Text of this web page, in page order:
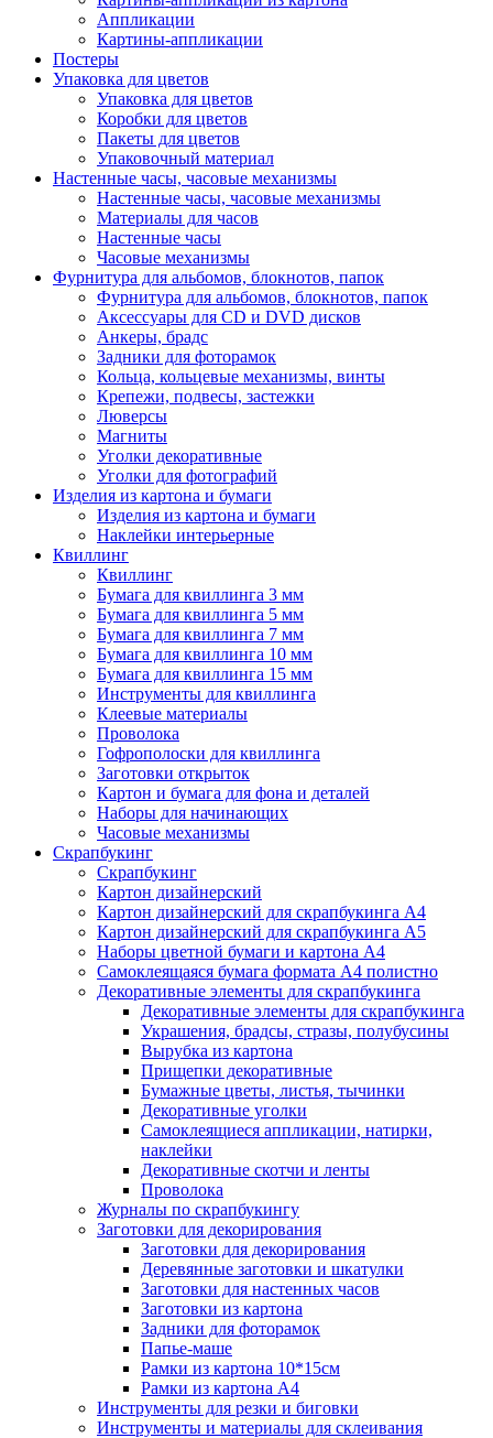
Аппликации
Картины-аппликации
Постеры
Упаковка для цветов
Упаковка для цветов
Коробки для цветов
Пакеты для цветов
Упаковочный материал
Настенные часы, часовые механизмы
Настенные часы, часовые механизмы
Материалы для часов
Настенные часы
Часовые механизмы
Фурнитура для альбомов, блокнотов, папок
Фурнитура для альбомов, блокнотов, папок
Аксессуары для CD и DVD дисков
Анкеры, брадс
Задники для фоторамок
Кольца, кольцевые механизмы, винты
Крепежи, подвесы, застежки
Люверсы
Магниты
Уголки декоративные
Уголки для фотографий
Изделия из картона и бумаги
Изделия из картона и бумаги
Наклейки интерьерные
Квиллинг
Квиллинг
Бумага для квиллинга 3 мм
Бумага для квиллинга 5 мм
Бумага для квиллинга 7 мм
Бумага для квиллинга 10 мм
Бумага для квиллинга 15 мм
Инструменты для квиллинга
Клеевые материалы
Проволока
Гофрополоски для квиллинга
Заготовки открыток
Картон и бумага для фона и деталей
Наборы для начинающих
Часовые механизмы
Скрапбукинг
Скрапбукинг
Картон дизайнерский
Картон дизайнерский для скрапбукинга А4
Картон дизайнерский для скрапбукинга А5
Наборы цветной бумаги и картона А4
Самоклеящаяся бумага формата А4 полистно
Декоративные элементы для скрапбукинга
Декоративные элементы для скрапбукинга
Украшения, брадсы, стразы, полубусины
Вырубка из картона
Прищепки декоративные
Бумажные цветы, листья, тычинки
Декоративные уголки
Самоклеящиеся аппликации, натирки,
наклейки
Декоративные скотчи и ленты
Проволока
Журналы по скрапбукингу
Заготовки для декорирования
Заготовки для декорирования
Деревянные заготовки и шкатулки
Заготовки для настенных часов
Заготовки из картона
Задники для фоторамок
Папье-маше
Рамки из картона 10*15см
Рамки из картона А4
Инструменты для резки и биговки
Инструменты и материалы для склеивания